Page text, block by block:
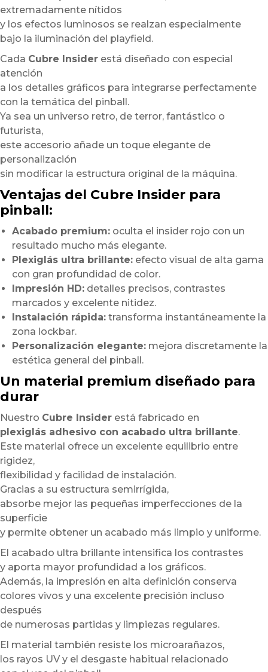
extremadamente nítidos
y los efectos luminosos se realzan especialmente
bajo la iluminación del playfield.
Cada Cubre Insider está diseñado con especial
atención
a los detalles gráficos para integrarse perfectamente
con la temática del pinball.
Ya sea un universo retro, de terror, fantástico o
futurista,
este accesorio añade un toque elegante de
personalización
sin modificar la estructura original de la máquina.
Ventajas del Cubre Insider para
pinball:
Acabado premium: oculta el insider rojo con un
resultado mucho más elegante.
Plexiglás ultra brillante: efecto visual de alta gama
con gran profundidad de color.
Impresión HD: detalles precisos, contrastes
marcados y excelente nitidez.
Instalación rápida: transforma instantáneamente la
zona lockbar.
Personalización elegante: mejora discretamente la
estética general del pinball.
Un material premium diseñado para
durar
Nuestro Cubre Insider está fabricado en
plexiglás adhesivo con acabado ultra brillante.
Este material ofrece un excelente equilibrio entre
rigidez,
flexibilidad y facilidad de instalación.
Gracias a su estructura semirrígida,
absorbe mejor las pequeñas imperfecciones de la
superficie
y permite obtener un acabado más limpio y uniforme.
El acabado ultra brillante intensifica los contrastes
y aporta mayor profundidad a los gráficos.
Además, la impresión en alta definición conserva
colores vivos y una excelente precisión incluso
después
de numerosas partidas y limpiezas regulares.
El material también resiste los microarañazos,
los rayos UV y el desgaste habitual relacionado